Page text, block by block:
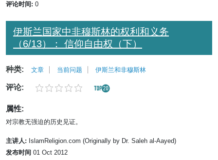
评论时间: 0
伊斯兰国家中非穆斯林的权利和义务
（6/13）： 信仰自由权（下）
种类: 文章 当前问题 伊斯兰和非穆斯林
评论:
属性:
对宗教无强迫的历史见证。
主讲人: IslamReligion.com (Originally by Dr. Saleh al-Aayed)
发布时间 01 Oct 2012